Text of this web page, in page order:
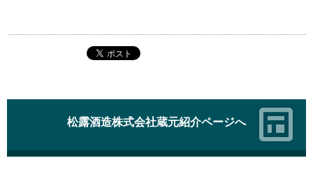
松露酒造株式会社蔵元紹介ページへ